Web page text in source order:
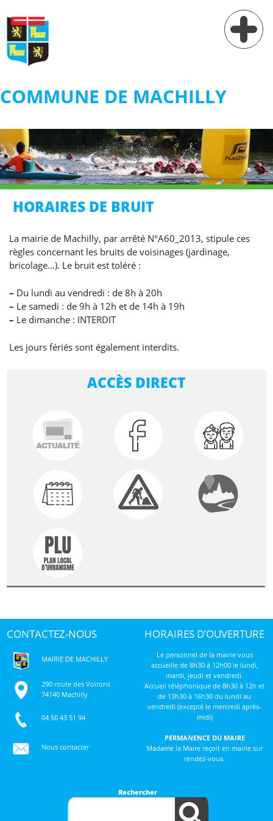
COMMUNE DE MACHILLY
Vie pratique
Services
Village
Contact
HORAIRES DE BRUIT
La mairie de Machilly, par arrêté N°A60_2013, stipule ces
règles concernant les bruits de voisinages (jardinage,
bricolage...). Le bruit est toléré :
– Du lundi au vendredi : de 8h à 20h
– Le samedi : de 9h à 12h et de 14h à 19h
– Le dimanche : INTERDIT
Les jours fériés sont également interdits.
ACCÈS DIRECT
CONTACTEZ-NOUS
MAIRIE DE MACHILLY
290 route des Voirons
74140 Machilly
04 50 43 51 94
Nous contacter
HORAIRES D’OUVERTURE
Le personnel de la mairie vous
accueille de 8h30 à 12h00 le lundi,
mardi, jeudi et vendredi.
Accueil téléphonique de 8h30 à 12h et
de 13h30 à 16h30 du lundi au
vendredi (excepté le mercredi après-
midi)
PERMANENCE DU MAIRE
Madame la Maire reçoit en mairie sur
rendez-vous.
Rechercher